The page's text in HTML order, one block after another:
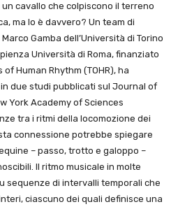
cavallo che colpiscono il terreno
ma lo è davvero? Un team di
Gamba dell’Università di Torino
Università di Roma, finanziato
Human Rhythm (TOHR), ha
due studi pubblicati sul Journal of
York Academy of Sciences
tra i ritmi della locomozione dei
connessione potrebbe spiegare
– passo, trotto e galoppo –
Il ritmo musicale in molte
sequenze di intervalli temporali che
ciascuno dei quali definisce una